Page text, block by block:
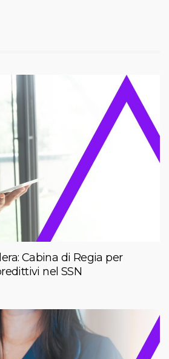
Cabina di Regia per
nel SSN